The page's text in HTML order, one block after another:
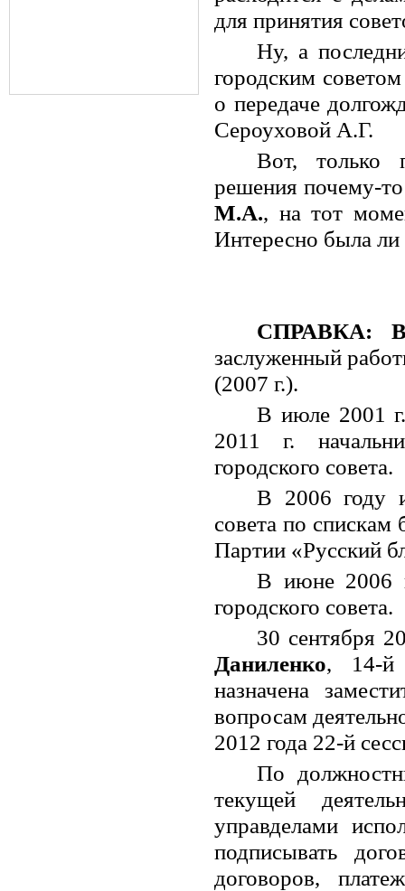
для принятия
Ну, а
городским
о передаче
Сероуховой А.Г.
Вот, только
решения почему-
М.А., на тот
Интересно была ли
СПРАВКА:
заслуженный
(2007 г.).
В июле 2001
2011 г.
городского совета.
В 2006 году
совета по
Партии «Русский
В июне 2006
городского совета.
30 сентября
Даниленко, 14-й
назначена
вопросам
2012 года 22-й
По
текущей
управделами
подписывать
договоров,